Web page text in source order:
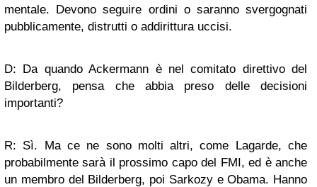
mentale. Devono seguire ordini o saranno svergognati
pubblicamente, distrutti o addirittura uccisi.
D: Da quando Ackermann è nel comitato direttivo del
Bilderberg, pensa che abbia preso delle decisioni
importanti?
R: Sì. Ma ce ne sono molti altri, come Lagarde, che
probabilmente sarà il prossimo capo del FMI, ed è anche
un membro del Bilderberg, poi Sarkozy e Obama. Hanno